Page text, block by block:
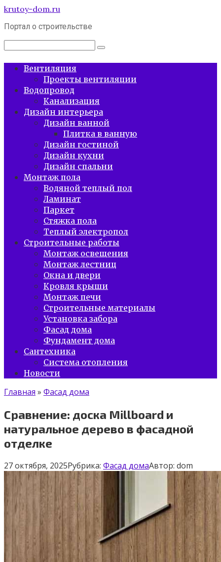
Перейти
контенту
krutoy-dom.ru
Портал о строительстве
Поиск:
Вентиляция
Проекты вентиляции
Водопровод
Канализация
Дизайн интерьера
Дизайн ванной
Плитка в ванную
Дизайн гостиной
Дизайн кухни
Дизайн спальни
Монтаж пола
Водяной теплый пол
Ламинат
Паркет
Стяжка пола
Теплый электропол
Строительные работы
Монтаж освещения
Монтаж лестниц
Окна и двери
Кровля крыши
Монтаж печи
Строительные материалы
Установка забора
Фасад дома
Фундамент дома
Сантехника
Система отопления
Новости
Главная » Фасад дома
Сравнение: доска Millboard и
натуральное дерево в фасадной
отделке
27 октября, 2025Рубрика: Фасад домаАвтор: dom